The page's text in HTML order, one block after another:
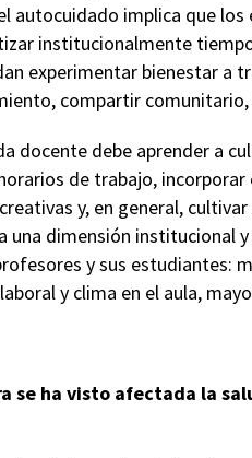
autocuidado implica que
institucionalmente
experimentar bienestar a
compartir
docente debe aprender a
de trabajo,
y, en general, cultivar
una dimensión institucional
y sus estudiantes:
y clima en el aula,
se ha visto afectada la